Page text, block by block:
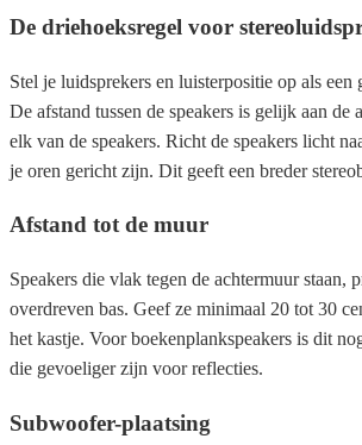
De driehoeksregel voor
Stel je luidsprekers en luisterpositie op als
De afstand tussen de speakers is gelijk aan de
elk van de speakers. Richt de speakers licht
je oren gericht zijn. Dit geeft een breder
Afstand tot de muur
Speakers die vlak tegen de achtermuur staan,
overdreven bas. Geef ze minimaal 20 tot 30
het kastje. Voor boekenplankspeakers is dit
die gevoeliger zijn voor reflecties.
Subwoofer-plaatsing